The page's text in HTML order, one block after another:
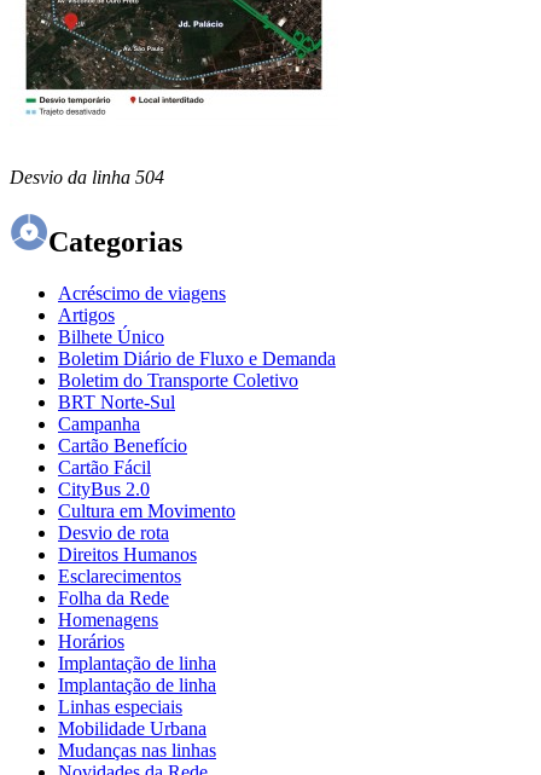
Desvio da linha 504
Categorias
Acréscimo de viagens
Artigos
Bilhete Único
Boletim Diário de Fluxo e Demanda
Boletim do Transporte Coletivo
BRT Norte-Sul
Campanha
Cartão Benefício
Cartão Fácil
CityBus 2.0
Cultura em Movimento
Desvio de rota
Direitos Humanos
Esclarecimentos
Folha da Rede
Homenagens
Horários
Implantação de linha
Implantação de linha
Linhas especiais
Mobilidade Urbana
Mudanças nas linhas